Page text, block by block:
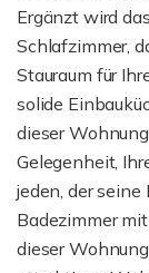
Ergänzt wird
Schlafzimmer,
Stauraum für
solide
dieser
Gelegenheit,
jeden, der
Badezimmer
dieser